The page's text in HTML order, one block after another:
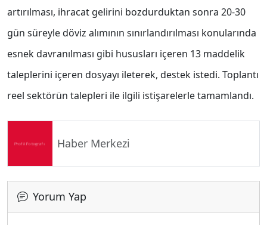
artırılması, ihracat gelirini bozdurduktan sonra 20-30
gün süreyle döviz alımının sınırlandırılması konularında
esnek davranılması gibi hususları içeren 13 maddelik
taleplerini içeren dosyayı ileterek, destek istedi. Toplantı
reel sektörün talepleri ile ilgili istişarelerle tamamlandı.
Haber Merkezi
Yorum Yap